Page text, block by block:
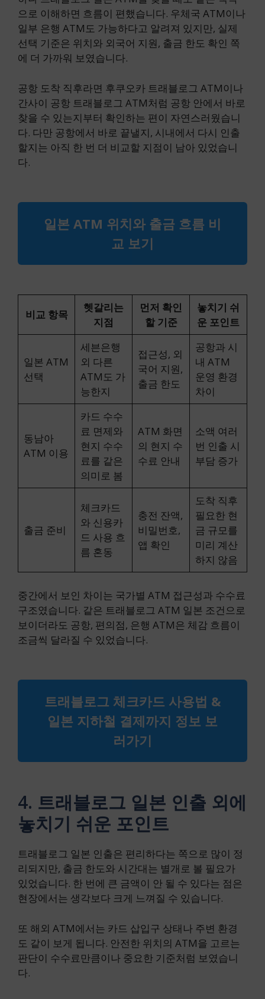
으로 이해하면 흐름이 편했습니다. 우체국 ATM이나
일부 은행 ATM도 가능하다고 알려져 있지만, 실제
선택 기준은 위치와 외국어 지원, 출금 한도 확인 쪽
에 더 가까워 보였습니다.
공항 도착 직후라면 후쿠오카 트래블로그 ATM이나
간사이 공항 트래블로그 ATM처럼 공항 안에서 바로
찾을 수 있는지부터 확인하는 편이 자연스러웠습니
다. 다만 공항에서 바로 끝낼지, 시내에서 다시 인출
할지는 아직 한 번 더 비교할 지점이 남아 있었습니
다.
일본 ATM 위치와 출금 흐름 비
교 보기
비교 항목
헷갈리는
지점
먼저 확인
할 기준
놓치기 쉬
운 포인트
일본 ATM
선택
세븐은행
외 다른
ATM도 가
능한지
접근성, 외
국어 지원,
출금 한도
공항과 시
내 ATM
운영 환경
차이
동남아
ATM 이용
카드 수수
료 면제와
현지 수수
료를 같은
의미로 봄
ATM 화면
의 현지 수
수료 안내
소액 여러
번 인출 시
부담 증가
출금 준비
체크카드
와 신용카
드 사용 흐
름 혼동
충전 잔액,
비밀번호,
앱 확인
도착 직후
필요한 현
금 규모를
미리 계산
하지 않음
중간에서 보인 차이는 국가별 ATM 접근성과 수수료
구조였습니다. 같은 트래블로그 ATM 일본 조건으로
보이더라도 공항, 편의점, 은행 ATM은 체감 흐름이
조금씩 달라질 수 있었습니다.
트래블로그 체크카드 사용법 &
일본 지하철 결제까지 정보 보
러가기
4. 트래블로그 일본 인출 외에
놓치기 쉬운 포인트
트래블로그 일본 인출은 편리하다는 쪽으로 많이 정
리되지만, 출금 한도와 시간대는 별개로 볼 필요가
있었습니다. 한 번에 큰 금액이 안 될 수 있다는 점은
현장에서는 생각보다 크게 느껴질 수 있습니다.
또 해외 ATM에서는 카드 삽입구 상태나 주변 환경
도 같이 보게 됩니다. 안전한 위치의 ATM을 고르는
판단이 수수료만큼이나 중요한 기준처럼 보였습니
다.